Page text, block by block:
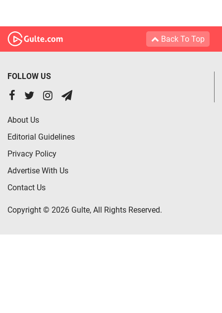
Back To Top
FOLLOW US
About Us
Editorial Guidelines
Privacy Policy
Advertise With Us
Contact Us
Copyright © 2026 Gulte, All Rights Reserved.